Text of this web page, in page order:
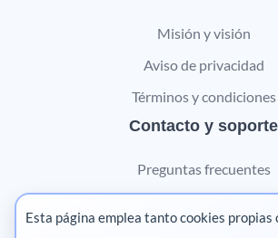
Misión y visión
Aviso de privacidad
Términos y condiciones
Contacto y soporte
Preguntas frecuentes
Contáctanos
Marketing digital
Esta página emplea tanto cookies propias